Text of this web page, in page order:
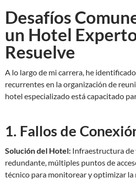
Desafíos
un Hotel
Resuelve
A lo largo de mi carrera, he
recurrentes en la organización de
hotel especializado está capacitado
1. Fallos de
Solución del Hotel: Infraestructura
redundante, múltiples puntos de
técnico para monitorear y optimizar la